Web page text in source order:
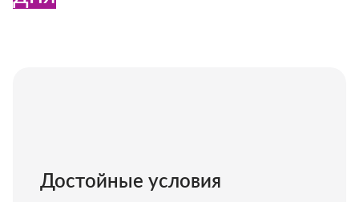
Достойные условия